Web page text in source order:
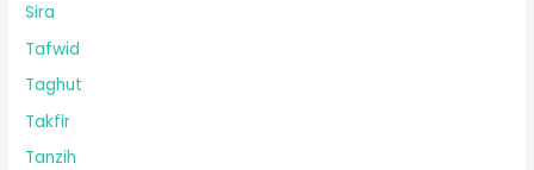
Sira
Tafwid
Taghut
Takfir
Tanzih